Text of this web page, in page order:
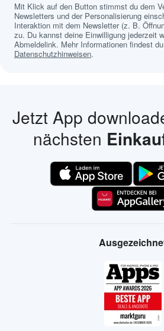
Mit Klick auf den Button stimmst du dem
Newsletters und der Personalisierung
Interaktion mit dem Newsletter (z. B.
zu. Du kannst deine Einwilligung jederzeit
Abmeldelink. Mehr Informationen findest
Datenschutzhinweisen.
Jetzt App
nächsten